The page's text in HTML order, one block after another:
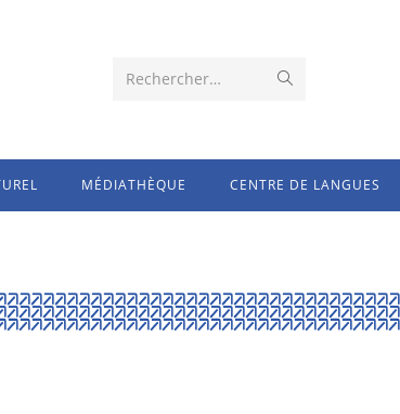
Rechercher…
MÉDIATHÈQUE CENTRE DE LANGUES